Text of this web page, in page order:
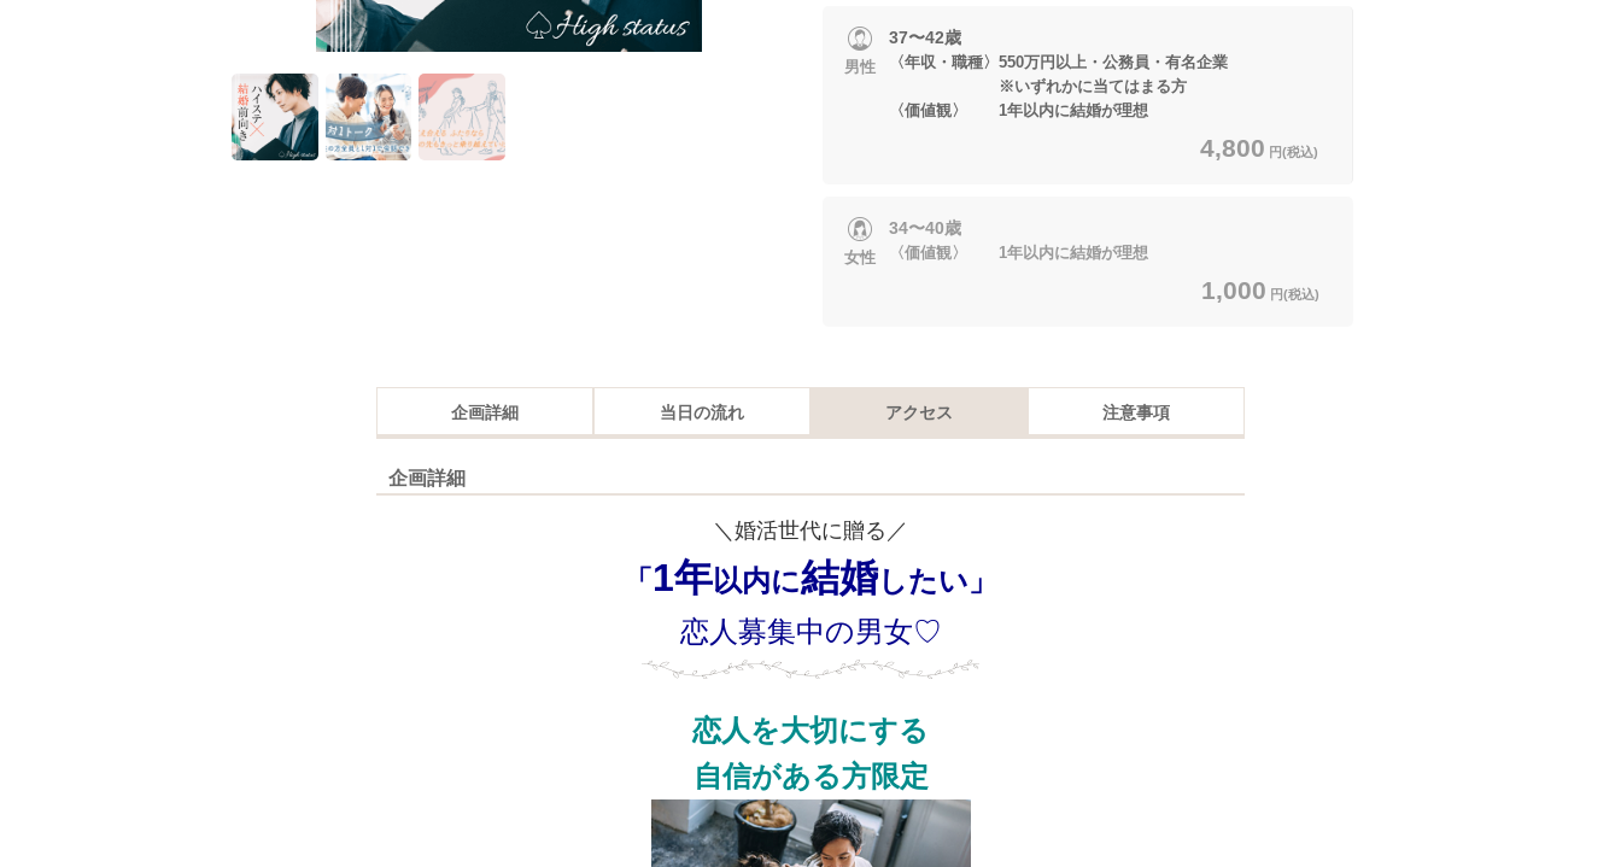
男性
37〜42歳
〈年収・職種〉550万円以上・公務員・有名企業
※いずれかに当てはまる方
〈価値観〉 1年以内に結婚が理想
4,800 円(税込)
女性
34〜40歳
〈価値観〉 1年以内に結婚が理想
1,000 円(税込)
企画詳細 当日の流れ アクセス 注意事項
企画詳細
＼婚活世代に贈る／
「 1年以内に結婚したい」
恋人募集中の男女♡
恋人を大切にする
自信がある方限定